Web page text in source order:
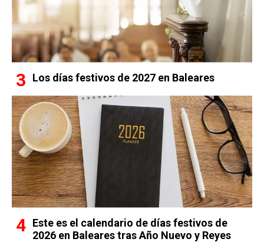
Los días festivos de 2027 en Baleares
Este es el calendario de días festivos de
2026 en Baleares tras Año Nuevo y Reyes